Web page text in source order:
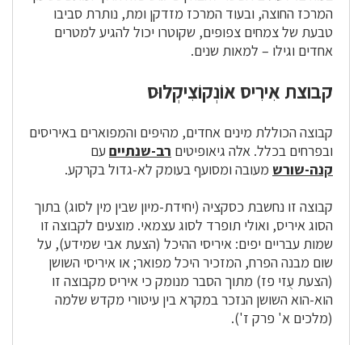
המרכז החוצה, ובעוד המרכז מזדקן ומת, נותרת סביבו
טבעת של צמחים צפופים, שקוטרו יכול להגיע למטרים
אחדים וגילו – למאות שנים.
קבוצת אִירִיס אוֹנְקוֹצִיקְלוּס
קבוצה הכוללת מינים אחדים, מהיפים והמפוארים באיריסים
ובפרחים בכלל. אלה גיאופיטים רב-שנתיים עם
קנה-שורש מעובה ומסועף בעומק לא-גדול בקרקע.
קבוצה זו נחשבת כסקציה (יחידת-מיון שבין מין לסוג) בתוך
הסוג איריס, ואולי תופרד לסוג עצמאי. מוצעים לקבוצה זו
שמות עבריים יפים: איריסי ההיכל (הצעת אבי שמידע), על
שום מבנה הפרח, המזכיר היכל מפואר; או איריסי השושן
(הצעת עֻזי פז) מתוך הסבר מנומק כי איריס מקבוצה זו
הוא-הוא השושן הנזכר במקרא בין עיטורי מקדש שלמה
(מלכים א' פרק ז').